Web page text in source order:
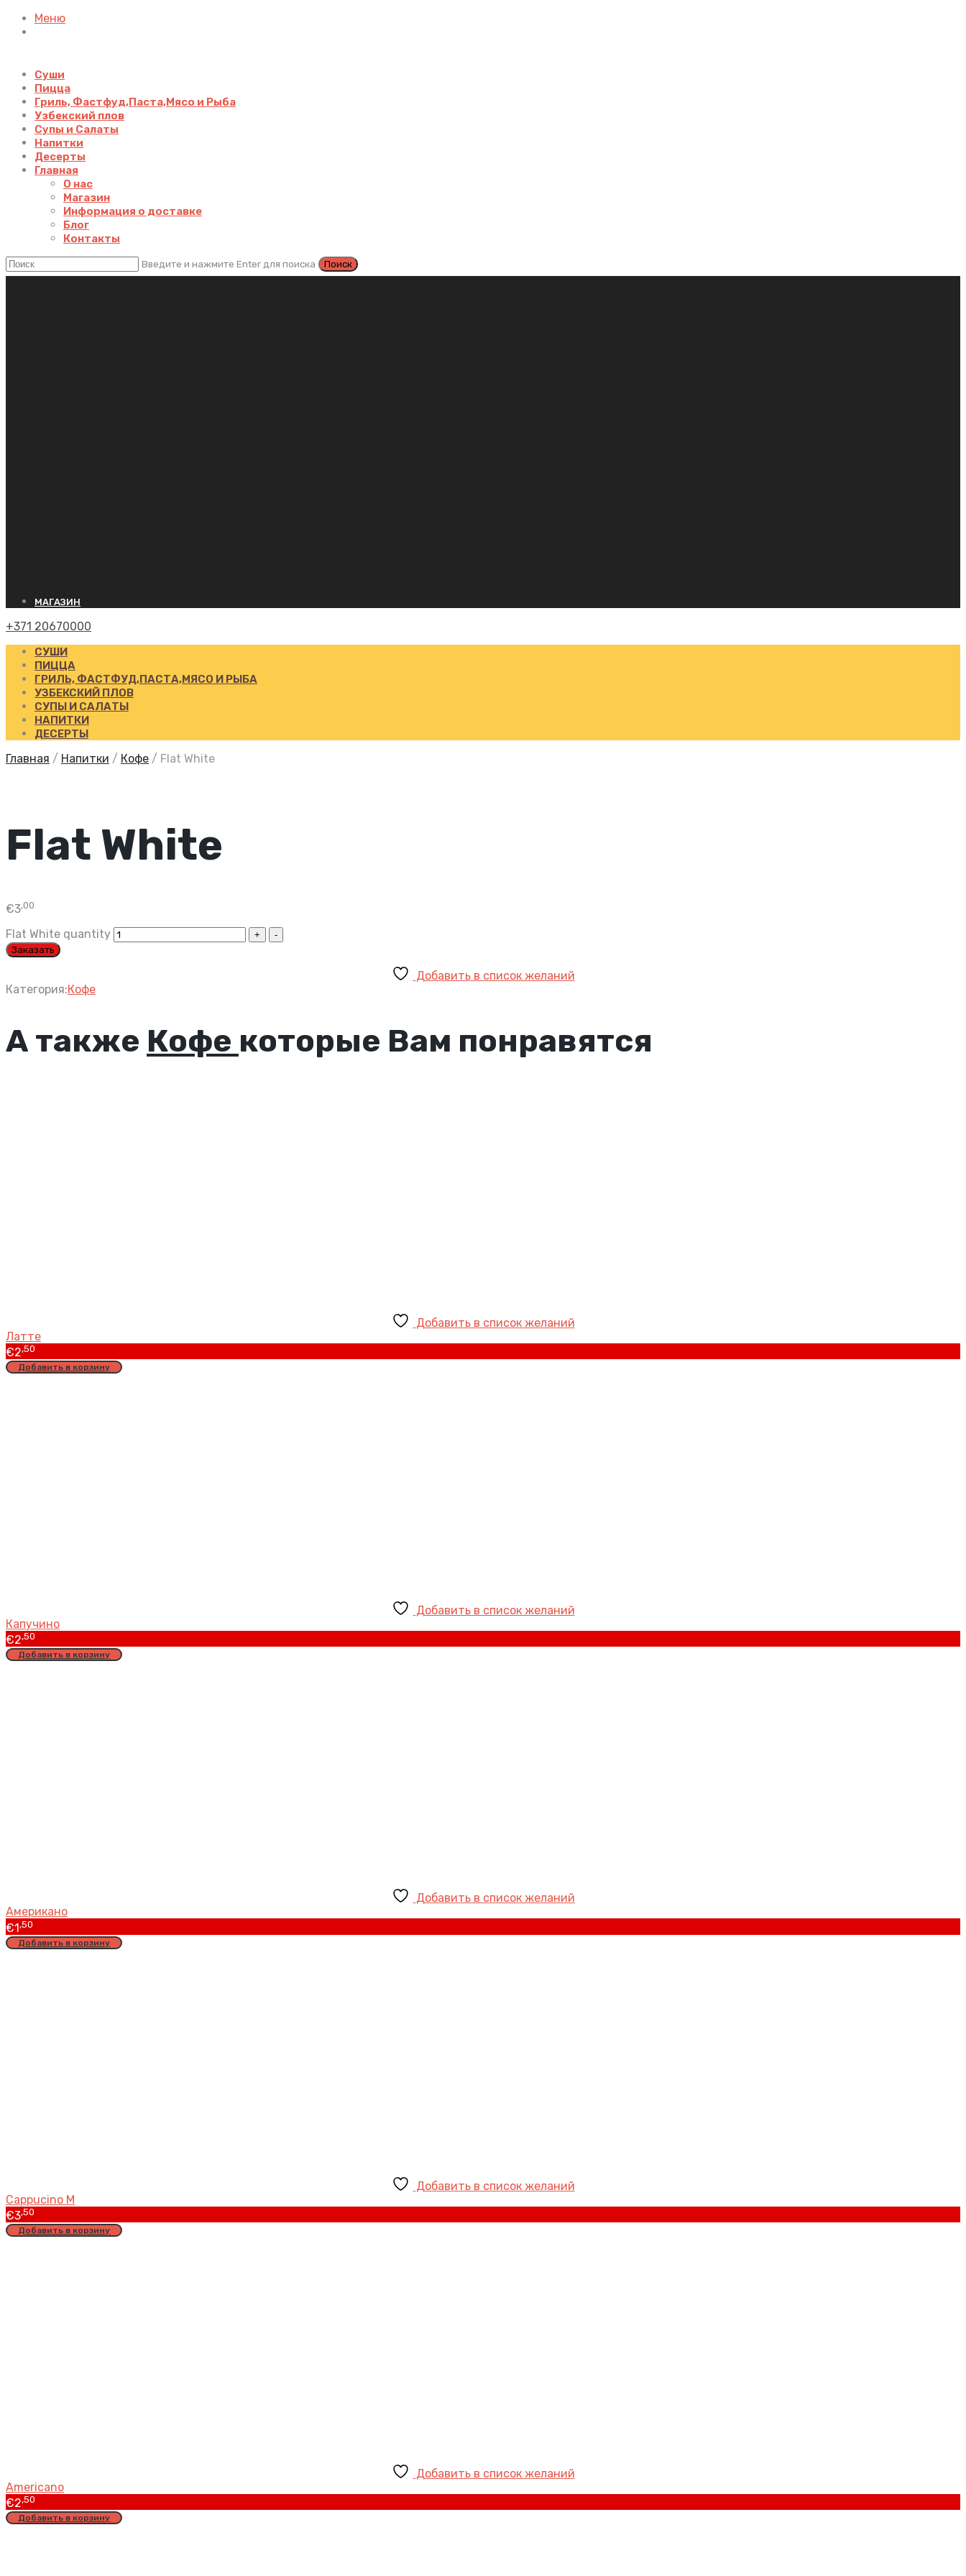
Меню
Суши
Пицца
Гриль, Фастфуд,Паста,Мясо и Рыба
Узбекский плов
Супы и Салаты
Напитки
Десерты
Главная
О нас
Магазин
Информация о доставке
Блог
Контакты
Введите и нажмите Enter для поиска
МАГАЗИН
+371 20670000
СУШИ
ПИЦЦА
ГРИЛЬ, ФАСТФУД,ПАСТА,МЯСО И РЫБА
УЗБЕКСКИЙ ПЛОВ
СУПЫ И САЛАТЫ
НАПИТКИ
ДЕСЕРТЫ
Главная / Напитки / Кофе / Flat White
Flat White
€3,00
Flat White quantity
Заказать
Добавить в список желаний
Категория:Кофе
А также Кофе которые Вам понравятся
Добавить в список желаний
Латте
€2,50
Добавить в корзину
Добавить в список желаний
Капучино
€2,50
Добавить в корзину
Добавить в список желаний
Американо
€1,50
Добавить в корзину
Добавить в список желаний
Cappucino M
€3,50
Добавить в корзину
Добавить в список желаний
Americano
€2,50
Добавить в корзину